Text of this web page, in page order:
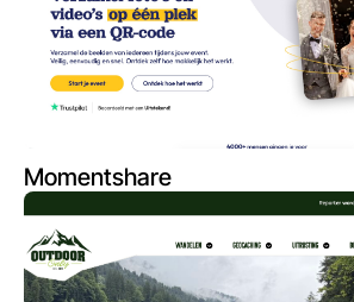
Momentshare